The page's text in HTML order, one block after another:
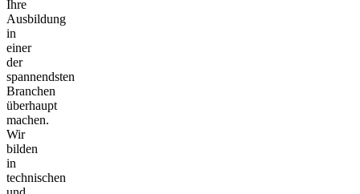
Ihre
Ausbildung
in
einer
der
spannendsten
Branchen
überhaupt
machen.
Wir
bilden
in
technischen